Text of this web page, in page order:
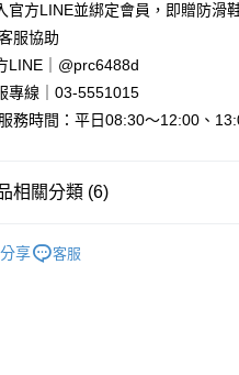
送方式
付款取貨
費
官方LINE並綁定會員，即贈防滑
服協助
LINE｜@prc6488d
專線｜03-5551015
務時間：平日08:30～12:00、
相關分類 (6)
分享 客服